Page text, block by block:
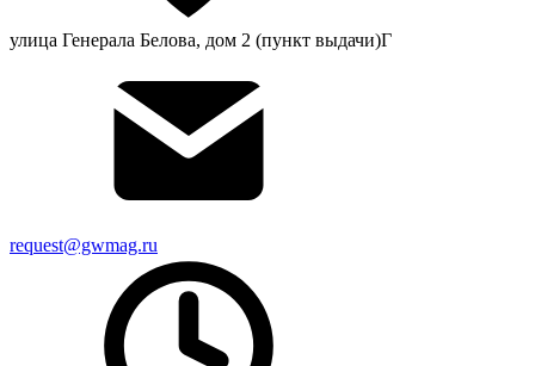
улица Генерала Белова, дом 2 (пункт выдачи)Г
request@gwmag.ru